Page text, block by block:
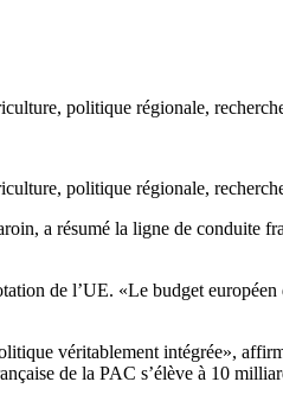
politique régionale,
politique régionale,
a résumé la ligne de conduite
de l’UE. «Le budget
véritablement intégrée»,
de la PAC s’élève à 10